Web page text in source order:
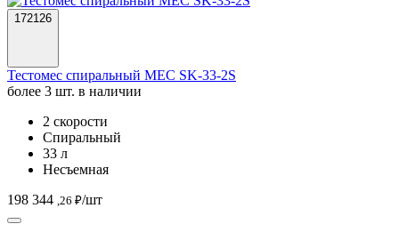
172126
Тестомес спиральный MEC SK-33-2S
более 3 шт. в наличии
2 скорости
Спиральный
33 л
Несъемная
198 344 ,26 ₽/шт